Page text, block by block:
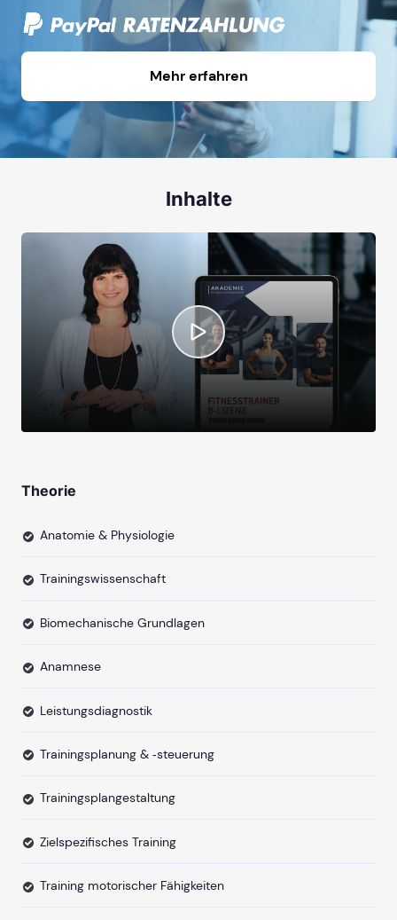
Mehr erfahren
Inhalte
Theorie
Anatomie & Physiologie
Trainingswissenschaft
Biomechanische Grundlagen
Anamnese
Leistungsdiagnostik
Trainingsplanung & ‐steuerung
Trainingsplangestaltung
Zielspezifisches Training
Training motorischer Fähigkeiten